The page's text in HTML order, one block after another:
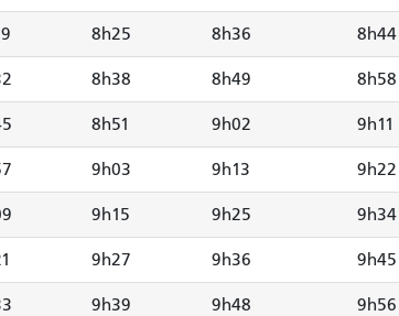
8h25 8h36 8h44
8h38 8h49 8h58
8h51 9h02 9h11
9h03 9h13 9h22
9h15 9h25 9h34
9h27 9h36 9h45
9h39 9h48 9h56